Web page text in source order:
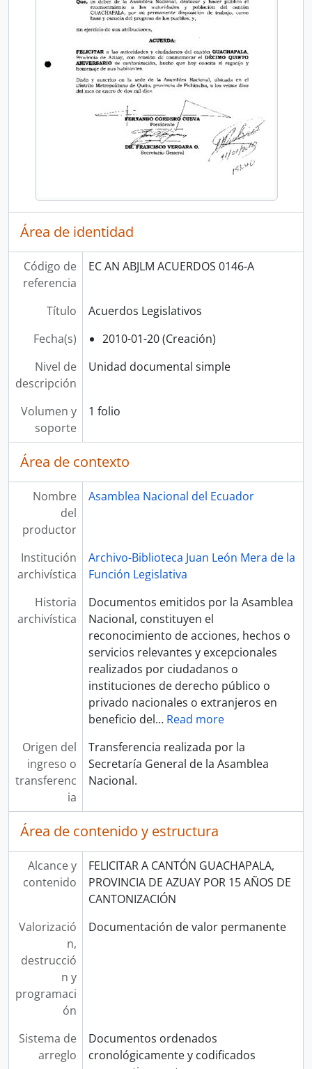
Área de identidad
Código de
referencia
EC AN ABJLM ACUERDOS 0146-A
Título
Acuerdos Legislativos
Fecha(s)
2010-01-20 (Creación)
Nivel de
descripción
Unidad documental simple
Volumen y
soporte
1 folio
Área de contexto
Nombre
del
productor
Asamblea Nacional del Ecuador
Institución
archivística
Archivo-Biblioteca Juan León Mera de la
Función Legislativa
Historia
archivística
Documentos emitidos por la Asamblea
Nacional, constituyen el
reconocimiento de acciones, hechos o
servicios relevantes y excepcionales
realizados por ciudadanos o
instituciones de derecho público o
privado nacionales o extranjeros en
beneficio del… Read more
Origen del
ingreso o
transferenc
ia
Transferencia realizada por la
Secretaría General de la Asamblea
Nacional.
Área de contenido y estructura
Alcance y
contenido
FELICITAR A CANTÓN GUACHAPALA,
PROVINCIA DE AZUAY POR 15 AÑOS DE
CANTONIZACIÓN
Valorizació
n,
destrucció
n y
programaci
ón
Documentación de valor permanente
Sistema de
arreglo
Documentos ordenados
cronológicamente y codificados